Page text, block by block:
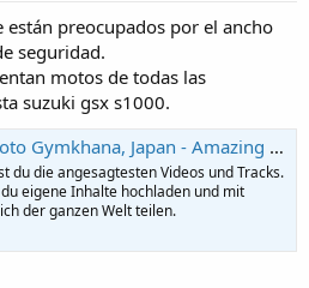
están preocupados por el ancho
seguridad.
motos de todas las
suzuki gsx s1000.
Japan - Amazing Ride by Rank C1, Mr. Naito #shorts #suzuki
du die angesagtesten Videos und Tracks.
eigene Inhalte hochladen und mit
der ganzen Welt teilen.